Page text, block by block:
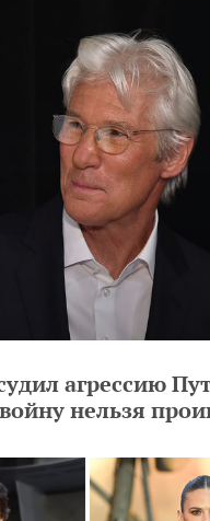
агрессию
нельзя